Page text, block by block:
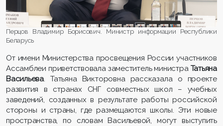
Перцов Владимир Борисович. Министр информации Республики
Беларусь
От имени Министерства просвещения России участников
Ассамблеи приветствовала заместитель министра Татьяна
Васильева. Татьяна Викторовна рассказала о проекте
развития в странах СНГ совместных школ – учебных
заведений, созданных в результате работы российской
стороны и страны, где размещаются школы. Эти новые
пространства, по словам Васильевой, могут выступить